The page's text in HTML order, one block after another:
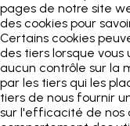
pages de notre site
des cookies pour
Certains cookies
des tiers lorsque vous
aucun contrôle sur la
par les tiers qui les
tiers de nous fournir
sur l'efficacité de nos